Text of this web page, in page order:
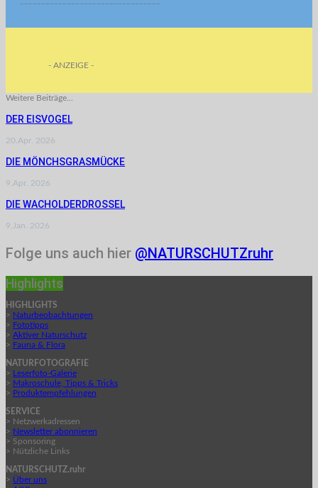
- ANZEIGE -
Weitere Beiträge...
DER EISVOGEL
20.Apr. 2026
DIE MÖNCHSGRASMÜCKE
9.Apr. 2026
DIE WACHOLDERDROSSEL
9.Jan. 2026
Folge uns auch hier @NATURSCHUTZruhr
Highlights
HIGHLIGHTS
> Naturbeobachtungen
> Fototipps
> Aktiver Naturschutz
> Fauna & Flora
NATURFOTOGRAFIE
>
Leserfoto-Galerie
> Makroschule, Tipps & Tricks
> Produktempfehlungen
SERVICE
> Netzwerkadressen
> Newsletter abonnieren
> Sponsoring
> Nützliche Links
NATURSCHUTZ.ruhr
> Über uns